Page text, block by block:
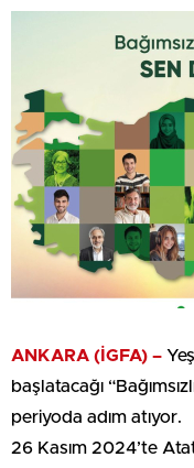
ANKARA (İGFA) –
başlatacağı
periyoda adım atıyor.
26 Kasım 2024’te